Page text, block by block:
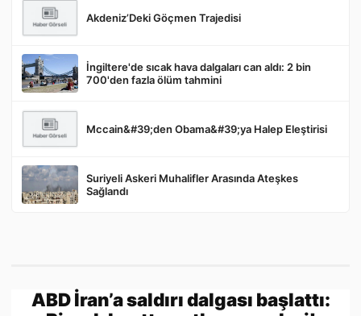
Gönder Akdeniz’Deki Göçmen Trajedisi
İngiltere'de sıcak hava dalgaları can aldı: 2 bin
700'den fazla ölüm tahmini
Mccain&#39;den Obama&#39;ya Halep Eleştirisi
Suriyeli Askeri Muhalifler Arasında Ateşkes
Sağlandı
ABD İran’a saldırı dalgası başlattı: